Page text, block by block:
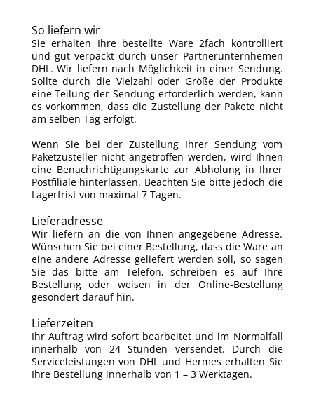
So liefern wir
Sie erhalten Ihre bestellte Ware 2fach kontrolliert
und gut verpackt durch unser Partnerunternhemen
DHL. Wir liefern nach Möglichkeit in einer Sendung.
Sollte durch die Vielzahl oder Größe der Produkte
eine Teilung der Sendung erforderlich werden, kann
es vorkommen, dass die Zustellung der Pakete nicht
am selben Tag erfolgt.
Wenn Sie bei der Zustellung Ihrer Sendung vom
Paketzusteller nicht angetroffen werden, wird Ihnen
eine Benachrichtigungskarte zur Abholung in Ihrer
Postfiliale hinterlassen. Beachten Sie bitte jedoch die
Lagerfrist von maximal 7 Tagen.
Lieferadresse
Wir liefern an die von Ihnen angegebene Adresse.
Wünschen Sie bei einer Bestellung, dass die Ware an
eine andere Adresse geliefert werden soll, so sagen
Sie das bitte am Telefon, schreiben es auf Ihre
Bestellung oder weisen in der Online-Bestellung
gesondert darauf hin.
Lieferzeiten
Ihr Auftrag wird sofort bearbeitet und im Normalfall
innerhalb von 24 Stunden versendet. Durch die
Serviceleistungen von DHL und Hermes erhalten Sie
Ihre Bestellung innerhalb von 1 – 3 Werktagen.